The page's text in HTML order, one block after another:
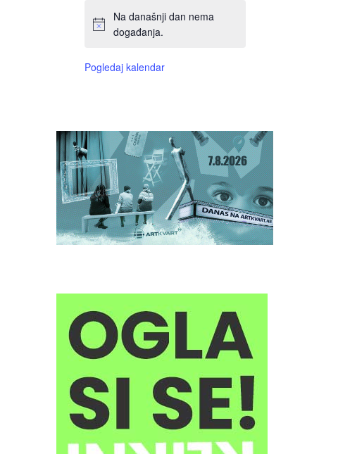
Na današnji dan nema
događanja.
Pogledaj kalendar